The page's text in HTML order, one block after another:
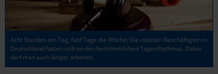
Acht Stunden am Tag, fünf Tage die Woche: Die meisten Beschäftigten in
Deutschland halten sich an den herkömmlichen Tagesrhythmus. Dabei
darf man auch länger arbeiten.